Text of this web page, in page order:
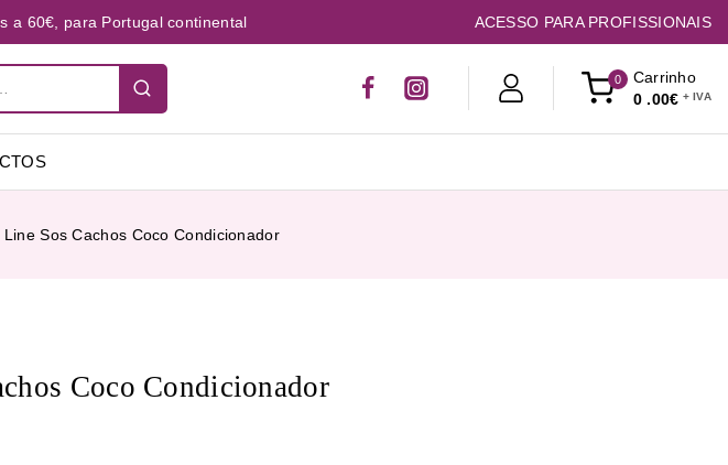
a 60€, para Portugal continental ACESSO PARA PROFISSIONAIS
0
Carrinho
0 .00€
Line Sos Cachos Coco Condicionador
Coco Condicionador